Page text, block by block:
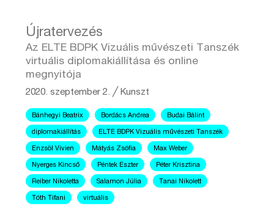
Újratervezés
Az ELTE BDPK Vizuális művészeti Tanszék
virtuális diplomakiállítása és online
megnyitója
2020. szeptember 2. ╱Kunszt
Bánhegyi Beatrix Bordács Andrea Budai Bálint
diplomakiállítás ELTE BDPK Vizuális művészeti Tanszék
Enzsöl Vivien Mátyás Zsófia Max Weber
Nyerges Kincső Péntek Eszter Péter Krisztina
Reiber Nikoletta Salamon Júlia Tanai Nikolett
Tóth Tifani virtuális